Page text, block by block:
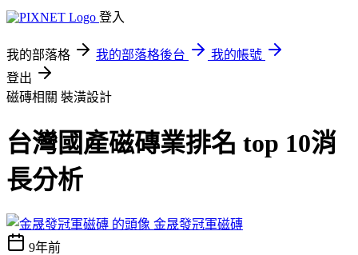
登入
我的部落格 我的部落格後台
我的帳號
登出
磁磚相關 裝潢設計
台灣國產磁磚業排名 top 10消
長分析
金晟發冠軍磁磚
9年前